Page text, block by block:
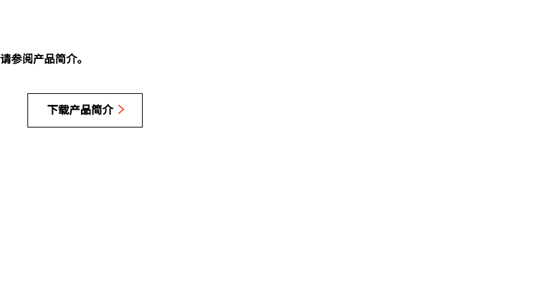
参阅产品简介。
下载产品简介